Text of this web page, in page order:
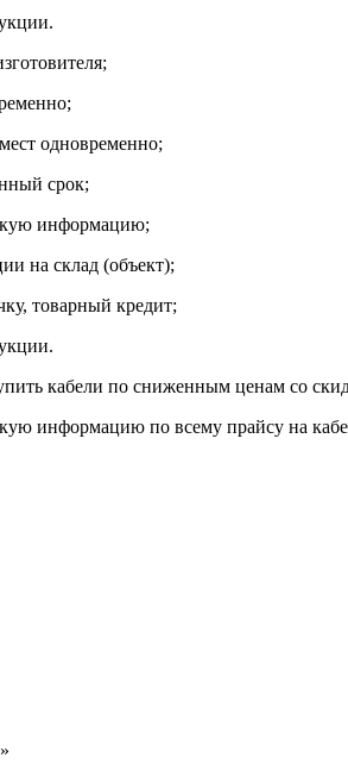
одновременно;
срок;
информацию;
на склад (объект);
товарный кредит;
кабели по сниженным ценам со
информацию по всему прайсу на